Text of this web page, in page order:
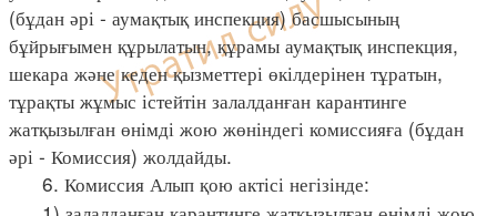
(бұдан әрі - аумақтық инспекция) басшысының
бұйрығымен құрылатын, құрамы аумақтық инспекция,
шекара және кеден қызметтері өкілдерінен тұратын,
тұрақты жұмыс істейтін залалданған карантинге
жатқызылған өнімді жою жөніндегі комиссияға (бұдан
әрі - Комиссия) жолдайды.
6. Комиссия Алып қою актісі негізінде: